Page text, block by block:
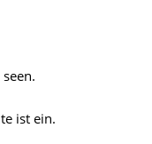
ist ein.